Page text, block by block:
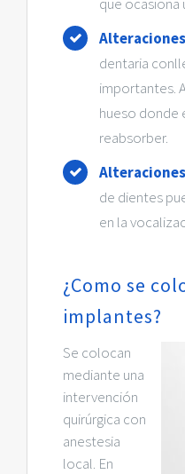
dentaria
importantes.
hueso donde
reabsorber.
de dientes
en la
¿Como se
implantes?
Se colocan
mediante una
intervención
quirúrgica con
anestesia
local. En